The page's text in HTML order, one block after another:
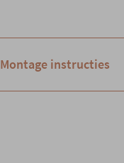
Montage instructies